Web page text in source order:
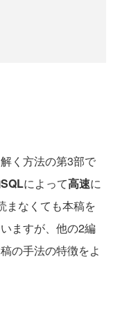
く方法の第3部で
によって高速に
まなくても本稿を
ますが、他の2編
の手法の特徴をよ